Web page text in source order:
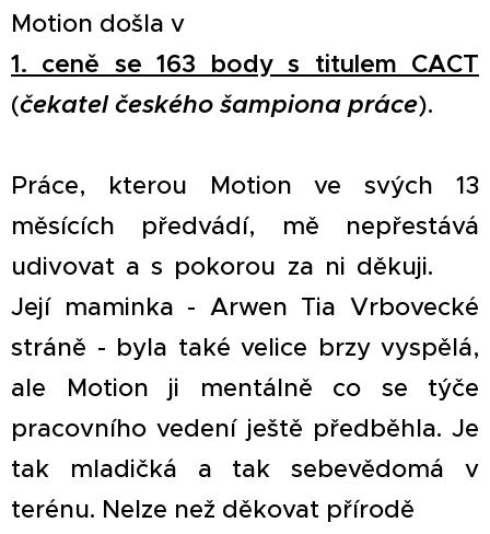
Motion došla v
1. ceně se 163 body s titulem CACT
(čekatel českého šampiona práce).
Práce, kterou Motion ve svých 13
měsících předvádí, mě nepřestává
udivovat a s pokorou za ni děkuji. ❤️
Její maminka - Arwen Tia Vrbovecké
stráně - byla také velice brzy vyspělá,
ale Motion ji mentálně co se týče
pracovního vedení ještě předběhla. Je
tak mladičká a tak sebevědomá v
terénu. Nelze než děkovat přírodě 🙏